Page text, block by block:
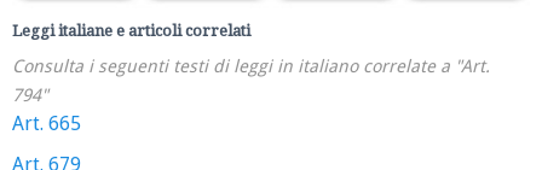
Leggi italiane e articoli correlati
Consulta i seguenti testi di leggi in italiano correlate a "Art.
794"
Art. 665
Art. 679